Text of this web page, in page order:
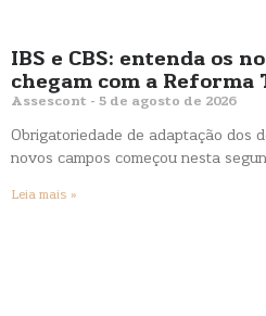
IBS e CBS: entenda os
chegam com a
Assescont 5 de agosto de 2026
Obrigatoriedade de adaptação dos
novos campos começou nesta
Leia mais »